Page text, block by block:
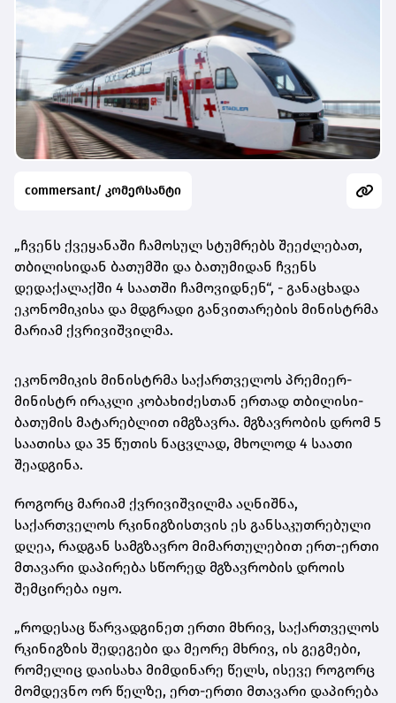
commersant/ კომერსანტი
„ჩვენს ქვეყანაში ჩამოსულ სტუმრებს შეეძლებათ,
თბილისიდან ბათუმში და ბათუმიდან ჩვენს
დედაქალაქში 4 საათში ჩამოვიდნენ“, - განაცხადა
ეკონომიკისა და მდგრადი განვითარების მინისტრმა
მარიამ ქვრივიშვილმა.
ეკონომიკის მინისტრმა საქართველოს პრემიერ-
მინისტრ ირაკლი კობახიძესთან ერთად თბილისი-
ბათუმის მატარებლით იმგზავრა. მგზავრობის დრომ 5
საათისა და 35 წუთის ნაცვლად, მხოლოდ 4 საათი
შეადგინა.
როგორც მარიამ ქვრივიშვილმა აღნიშნა,
საქართველოს რკინიგზისთვის ეს განსაკუთრებული
დღეა, რადგან სამგზავრო მიმართულებით ერთ-ერთი
მთავარი დაპირება სწორედ მგზავრობის დროის
შემცირება იყო.
„როდესაც წარვადგინეთ ერთი მხრივ, საქართველოს
რკინიგზის შედეგები და მეორე მხრივ, ის გეგმები,
რომელიც დაისახა მიმდინარე წელს, ისევე როგორც
მომდევნო ორ წელზე, ერთ-ერთი მთავარი დაპირება